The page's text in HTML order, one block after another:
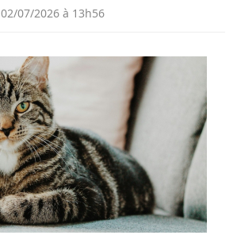
02/07/2026 à 13h56